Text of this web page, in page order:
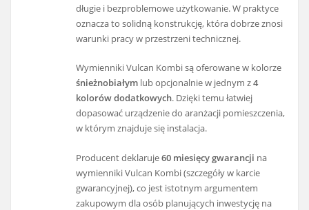
długie i bezproblemowe użytkowanie. W praktyce
oznacza to solidną konstrukcję, która dobrze znosi
warunki pracy w przestrzeni technicznej.
Wymienniki Vulcan Kombi są oferowane w kolorze
śnieżnobiałym lub opcjonalnie w jednym z4
kolorów dodatkowych. Dzięki temu łatwiej
dopasować urządzenie do aranżacji pomieszczenia,
w którym znajduje się instalacja.
Producent deklaruje60 miesięcy gwarancji na
wymienniki Vulcan Kombi (szczegóły w karcie
gwarancyjnej), co jest istotnym argumentem
zakupowym dla osób planujących inwestycję na